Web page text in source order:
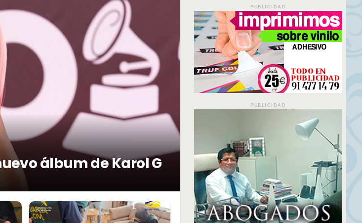
álbum de Karol G
PUBLICIDAD
PUBLICIDAD